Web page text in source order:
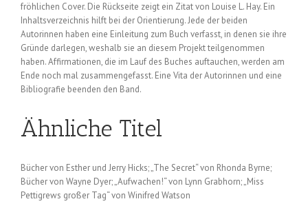
fröhlichen Cover. Die Rückseite zeigt ein Zitat von Louise L. Hay. Ein
Inhaltsverzeichnis hilft bei der Orientierung. Jede der beiden
Autorinnen haben eine Einleitung zum Buch verfasst, in denen sie ihre
Gründe darlegen, weshalb sie an diesem Projekt teilgenommen
haben. Affirmationen, die im Lauf des Buches auftauchen, werden am
Ende noch mal zusammengefasst. Eine Vita der Autorinnen und eine
Bibliografie beenden den Band.
Ähnliche Titel
Bücher von Esther und Jerry Hicks; „The Secret“ von Rhonda Byrne;
Bücher von Wayne Dyer; „Aufwachen!“ von Lynn Grabhorn; „Miss
Pettigrews großer Tag“ von Winifred Watson